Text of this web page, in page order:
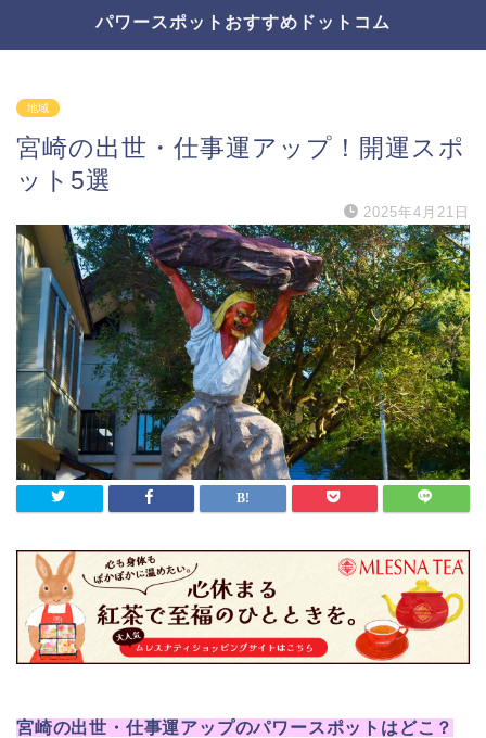
パワースポットおすすめドットコム
地域
宮崎の出世・仕事運アップ！開運スポ
ット5選
2025年4月21日
宮崎の出世・仕事運アップのパワースポットはどこ？